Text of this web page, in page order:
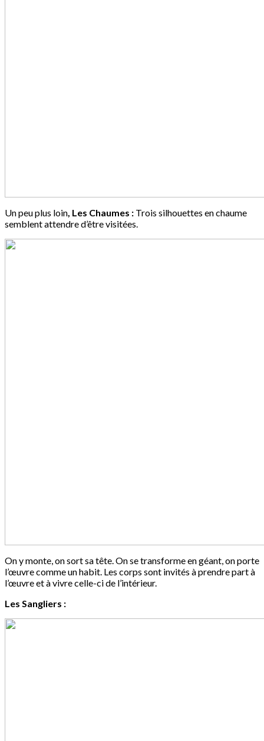
Un peu plus loin, Les Chaumes : Trois silhouettes en chaume
semblent attendre d’être visitées.
On y monte, on sort sa tête. On se transforme en géant, on porte
l’œuvre comme un habit. Les corps sont invités à prendre part à
l’œuvre et à vivre celle-ci de l’intérieur.
Les Sangliers :